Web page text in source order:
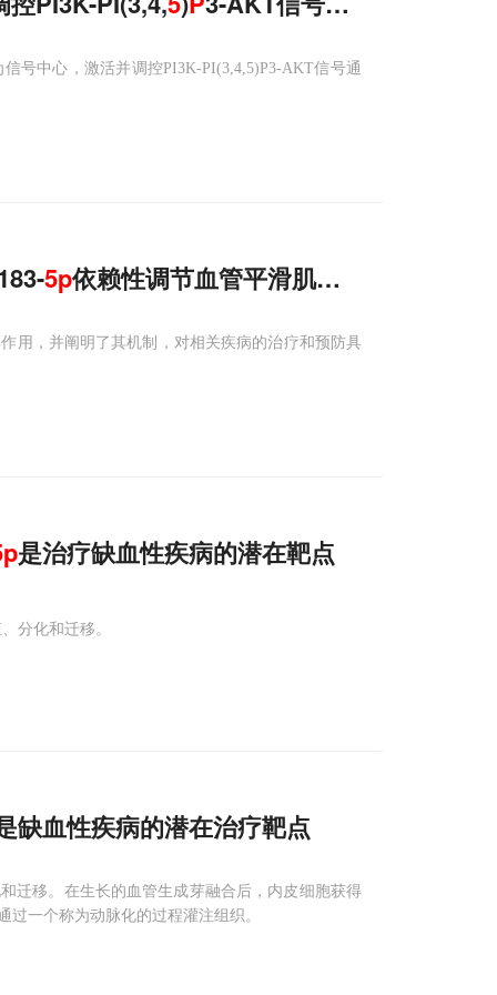
号中心，激活并调控PI3K-PI(3,4,5)P3-AKT信号通
5p依赖性调节血管平滑肌细胞增殖、迁
用，并阐明了其机制，对相关疾病的治疗和预防具
p是治疗缺血性疾病的潜在靶点
分化和迁移。
缺血性疾病的潜在治疗靶点
迁移。在生长的血管生成芽融合后，内皮细胞获得
一个称为动脉化的过程灌注组织。